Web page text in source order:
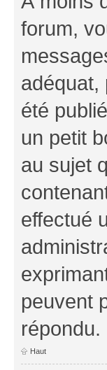
forum,
adéquat,
été
un petit
au sujet
effectué
peuvent
répondu.
Haut